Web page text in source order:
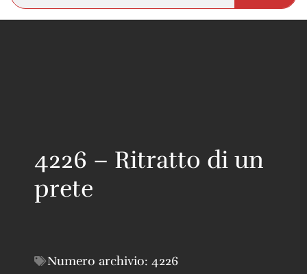
4226 – Ritratto di un
prete
Numero archivio: 4226